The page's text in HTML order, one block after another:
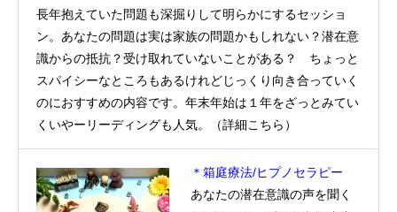
長年抱えていた問題も深掘りして明らかにするセッショ
ン。あなたの問題は実は家族の問題かもしれない？潜在意
識からの抵抗？受け取れていないことがある？ ちょっと
スパイシーなところもあるけれどじっくり向き合っていく
のにおすすめの内容です。年末年始は１年をざっとみてい
くいやーリーディングも人気。（詳細こちら ）
＊箱庭療法/ヒプノセラピー
あなたの潜在意識の声を聞く